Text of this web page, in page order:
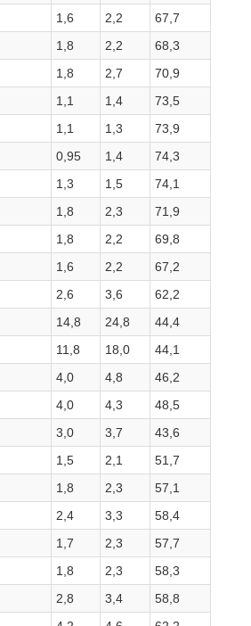
1,6 2,2
67,7
1,8 2,2
68,3
1,8 2,7
70,9
1,1 1,4
73,5
1,1 1,3
73,9
0,95 1,4
74,3
1,3 1,5
74,1
1,8 2,3
71,9
1,8 2,2
69,8
1,6 2,2
67,2
2,6 3,6
62,2
14,8 24,8
44,4
11,8 18,0
44,1
4,0 4,8
46,2
4,0 4,3
48,5
3,0 3,7
43,6
1,5 2,1
51,7
1,8 2,3
57,1
2,4 3,3
58,4
1,7 2,3
57,7
1,8 2,3
58,3
2,8 3,4
58,8